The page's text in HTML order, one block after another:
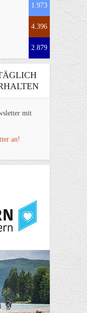
1.973
4.396
2.879
mit
an!